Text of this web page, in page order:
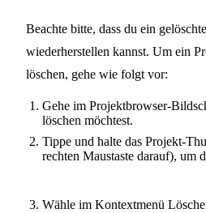
Beachte bitte, dass du ein
wiederherstellen kannst. Um ein
löschen, gehe wie folgt vor:
Gehe im Projektbrowser-
löschen möchtest.
Tippe und halte das Projekt-
rechten Maustaste darauf), um
Wähle im Kontextmenü